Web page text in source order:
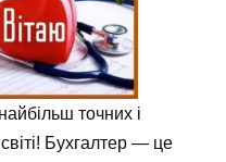
точних і
Бухгалтер — це